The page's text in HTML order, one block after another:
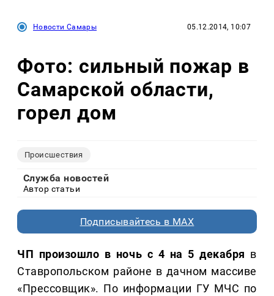
Новости Самары 05.12.2014, 10:07
Фото: сильный пожар в
Самарской области,
горел дом
Происшествия
Служба новостей
Автор статьи
Подписывайтесь в MAX
ЧП произошло в ночь с 4 на 5 декабря в
Ставропольском районе в дачном массиве
«Прессовщик». По информации ГУ МЧС по